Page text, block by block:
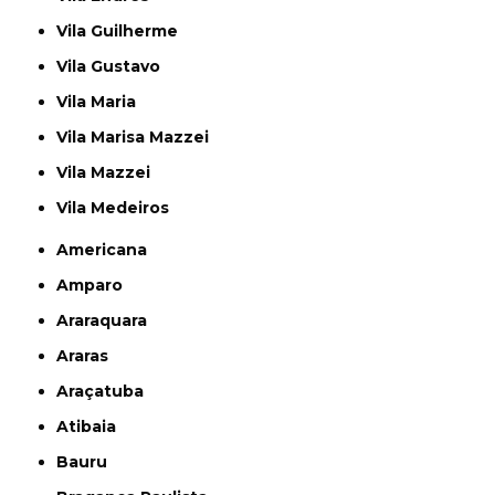
Vila Guilherme
Vila Gustavo
Vila Maria
Vila Marisa Mazzei
Vila Mazzei
Vila Medeiros
Americana
Amparo
Araraquara
Araras
Araçatuba
Atibaia
Bauru